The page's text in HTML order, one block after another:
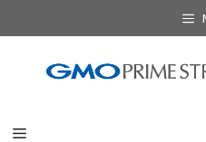
ン
Menu